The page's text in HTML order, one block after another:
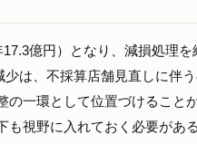
億円）となり、減損処理を
は、不採算店舗見直しに伴
一環として位置づけること
視野に入れておく必要がある